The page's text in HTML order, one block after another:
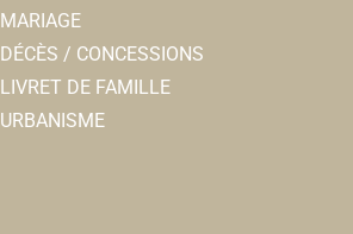
MARIAGE
DÉCÈS / CONCESSIONS
LIVRET DE FAMILLE
URBANISME